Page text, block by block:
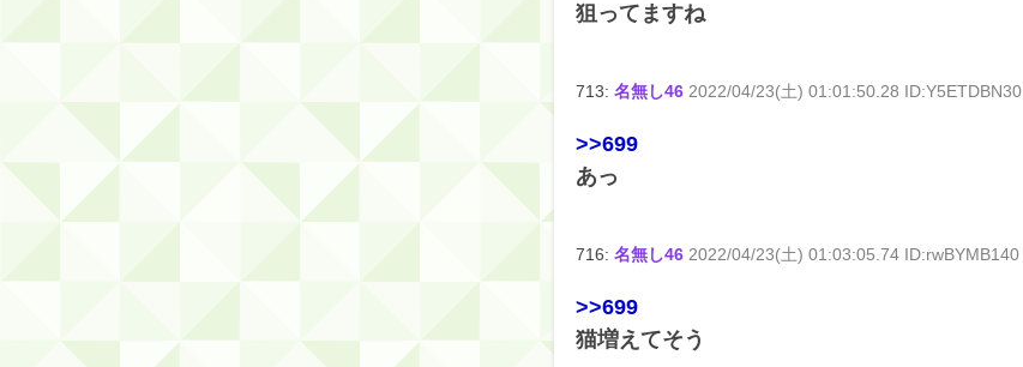
狙ってますね
713: 名無し46 2022/04/23(土) 01:01:50.28 ID:Y5ETDBN30
>>699
あっ
716: 名無し46 2022/04/23(土) 01:03:05.74 ID:rwBYMB140
>>699
猫増えてそう